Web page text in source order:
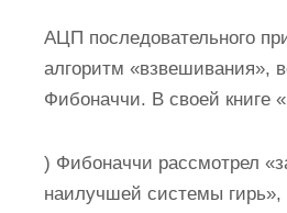
АЦП последовательного
алгоритм «взвешивания»,
Фибоначчи. В своей книге
) Фибоначчи рассмотрел
наилучшей системы гирь»,